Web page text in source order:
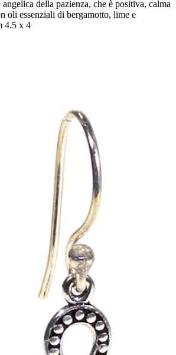
della pazienza, che è positiva, calma
oli essenziali di bergamotto, lime e
4.5 x 4